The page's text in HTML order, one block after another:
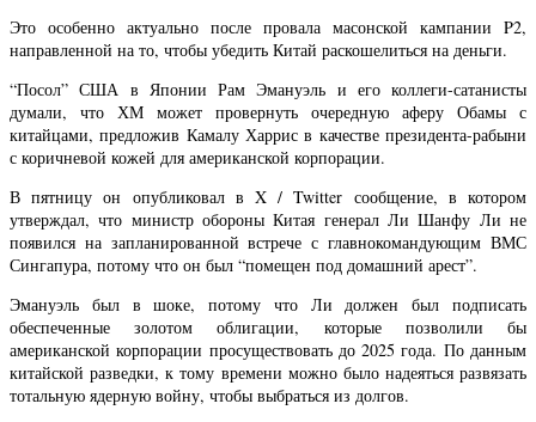
Это особенно актуально после провала масонской кампании P2,
направленной на то, чтобы убедить Китай раскошелиться на деньги.
“Посол” США в Японии Рам Эмануэль и его коллеги-сатанисты
думали, что ХМ может провернуть очередную аферу Обамы с
китайцами, предложив Камалу Харрис в качестве президента-рабыни
с коричневой кожей для американской корпорации.
В пятницу он опубликовал в X / Twitter сообщение, в котором
утверждал, что министр обороны Китая генерал Ли Шанфу Ли не
появился на запланированной встрече с главнокомандующим ВМС
Сингапура, потому что он был “помещен под домашний арест”.
Эмануэль был в шоке, потому что Ли должен был подписать
обеспеченные золотом облигации, которые позволили бы
американской корпорации просуществовать до 2025 года. По данным
китайской разведки, к тому времени можно было надеяться развязать
тотальную ядерную войну, чтобы выбраться из долгов.